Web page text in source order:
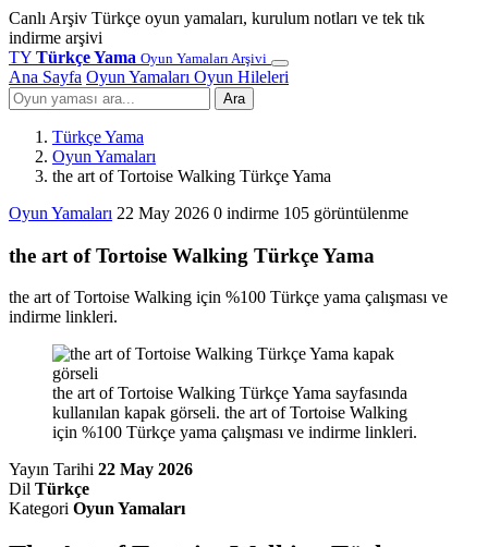
Canlı Arşiv Türkçe oyun yamaları, kurulum notları ve tek tık
indirme arşivi
TY Türkçe Yama Oyun Yamaları Arşivi
Ana Sayfa Oyun Yamaları Oyun Hileleri
Ara
Türkçe Yama
Oyun Yamaları
the art of Tortoise Walking Türkçe Yama
Oyun Yamaları 22 May 2026 0 indirme 105 görüntülenme
the art of Tortoise Walking Türkçe Yama
the art of Tortoise Walking için %100 Türkçe yama çalışması ve
indirme linkleri.
the art of Tortoise Walking Türkçe Yama sayfasında
kullanılan kapak görseli. the art of Tortoise Walking
için %100 Türkçe yama çalışması ve indirme linkleri.
Yayın Tarihi 22 May 2026
Dil Türkçe
Kategori Oyun Yamaları